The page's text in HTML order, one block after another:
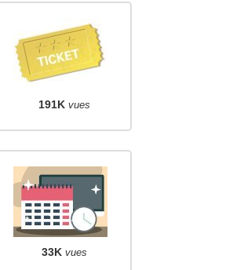
191K vues
33K vues